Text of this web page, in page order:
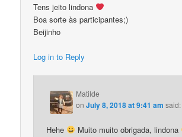
Tens jeito lindona
Boa sorte às participantes;)
Beijinho
Log in to Reply
Matilde
onJuly 8, 2018 at 9:41 am said:
Hehe
Muito muito obrigada, lindona